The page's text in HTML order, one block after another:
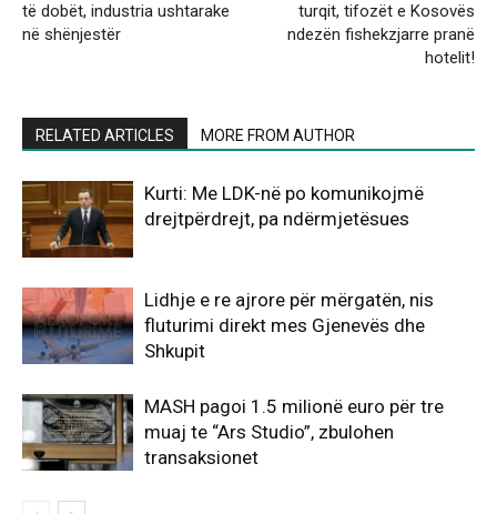
të dobët, industria ushtarake
në shënjestër
turqit, tifozët e Kosovës
ndezën fishekzjarre pranë
hotelit!
RELATED ARTICLES MORE FROM AUTHOR
Kurti: Me LDK-në po komunikojmë
drejtpërdrejt, pa ndërmjetësues
Lidhje e re ajrore për mërgatën, nis
fluturimi direkt mes Gjenevës dhe
Shkupit
MASH pagoi 1.5 milionë euro për tre
muaj te “Ars Studio”, zbulohen
transaksionet